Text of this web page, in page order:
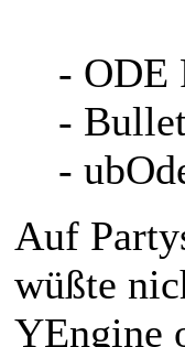
- ODE
-
-
Auf
wüßte
YEngine